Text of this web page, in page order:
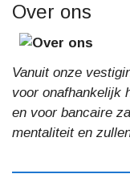
Over ons
Vanuit onze
voor onafhankelijk
en voor bancaire
mentaliteit en